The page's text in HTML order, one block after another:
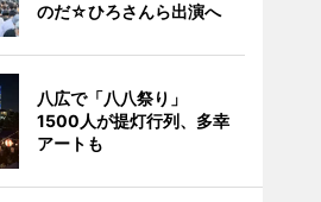
のだ☆ひろさんら出演へ
八広で「八八祭り」
1500人が提灯行列、多幸
アートも